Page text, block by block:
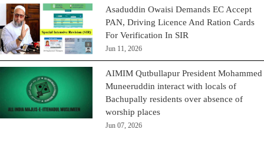
Asaduddin Owaisi Demands EC Accept
PAN, Driving Licence And Ration Cards
For Verification In SIR
Jun 11, 2026
AIMIM Qutbullapur President Mohammed
Muneeruddin interact with locals of
Bachupally residents over absence of
worship places
Jun 07, 2026